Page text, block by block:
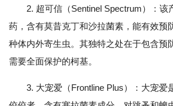
2. 超可信（Sentinel Spectrum）：该
药，含有莫昔克丁和沙拉菌素，能有效预
种体内外寄生虫。其独特之处在于包含预
需要全面保护的柯基。
3. 大宠爱（Frontline Plus）：大宠爱